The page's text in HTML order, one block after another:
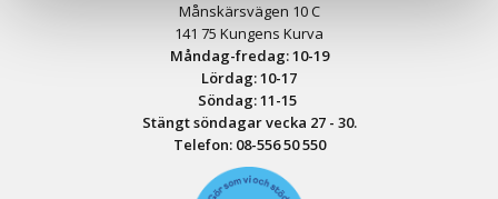
Månskärsvägen 10 C
141 75 Kungens Kurva
Måndag-fredag: 10-19
Lördag: 10-17
Söndag: 11-15
Stängt söndagar vecka 27 - 30.
Telefon: 08-556 50 550